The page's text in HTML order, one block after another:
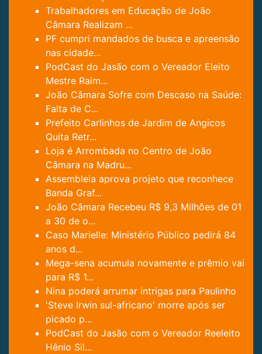
Trabalhadores em Educação de João
Câmara Realizam ...
PF cumpri mandados de busca e apreensão
nas cidade...
PodCast do Jasão com o Vereador Eleito
Mestre Raim...
João Câmara Sofre com Descaso na Saúde:
Falta de C...
Prefeito Carlinhos de Jardim de Angicos
Quita Retr...
Loja é Arrombada no Centro de João
Câmara na Madru...
Assembleia aprova projeto que reconhece
Banda Graf...
João Câmara Recebeu R$ 9,3 Milhões de 01
a 30 de o...
Caso Marielle: Ministério Público pedirá 84
anos d...
Mega-sena acumula novamente e prêmio vai
para R$ 1...
Nina poderá arrumar intrigas para Paulinho
'Steve Irwin sul-africano' morre após ser
picado p...
PodCast do Jasão com o Vereador Reeleito
Hênio Sil...